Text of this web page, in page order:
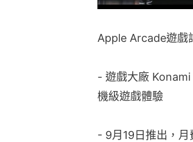
Apple Arcade遊戲
- 遊戲大廠
機級遊戲體驗
- 9月19日推出，月